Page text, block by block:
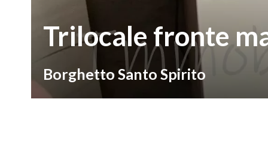
Trilocale fronte
Borghetto Santo Spirito